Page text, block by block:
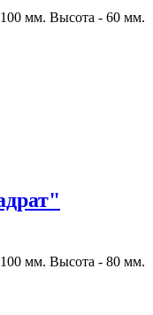
мм. Высота - 60 мм.
мм. Высота - 80 мм.